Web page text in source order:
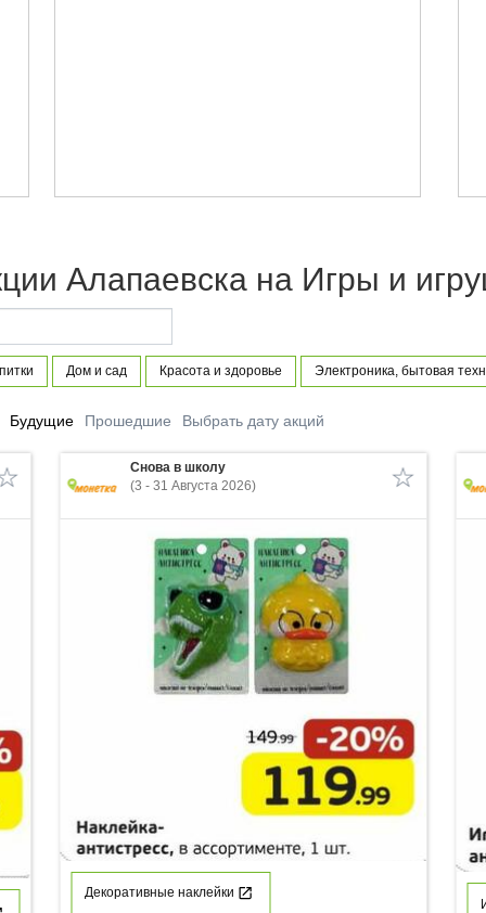
Алапаевска на Игры и
Дом и сад Красота и здоровье Электроника, бытовая
Будущие Прошедшие Выбрать дату акций
Снова в школу
(3 - 31 Августа 2026)
Декоративные наклейки